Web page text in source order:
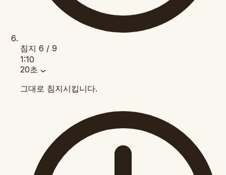
침지 6 / 9
1:10
20초
그대로 침지시킵니다.